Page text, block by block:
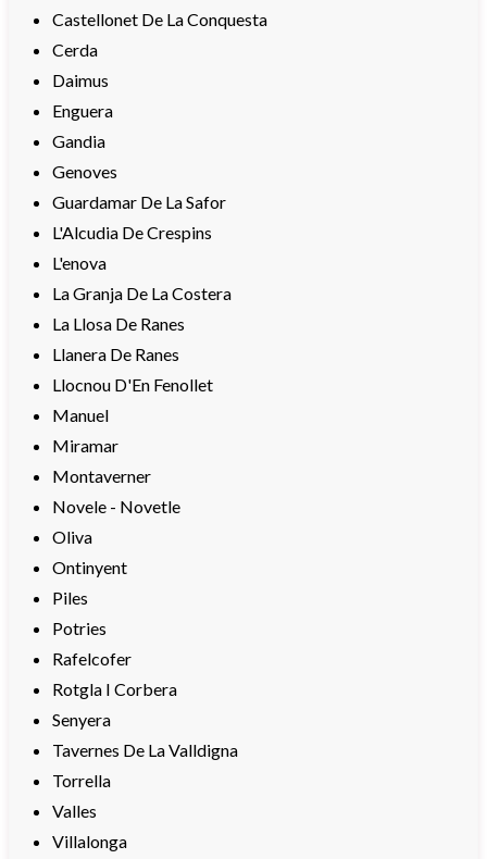
Castellonet De La Conquesta
Cerda
Daimus
Enguera
Gandia
Genoves
Guardamar De La Safor
L'Alcudia De Crespins
L'enova
La Granja De La Costera
La Llosa De Ranes
Llanera De Ranes
Llocnou D'En Fenollet
Manuel
Miramar
Montaverner
Novele - Novetle
Oliva
Ontinyent
Piles
Potries
Rafelcofer
Rotgla I Corbera
Senyera
Tavernes De La Valldigna
Torrella
Valles
Villalonga